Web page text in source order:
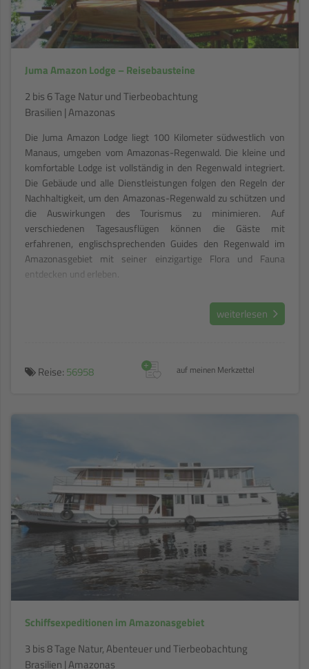
Juma Amazon Lodge – Reisebausteine
2 bis 6 Tage Natur und Tierbeobachtung
Brasilien | Amazonas
Die Juma Amazon Lodge liegt 100 Kilometer südwestlich von
Manaus, umgeben vom Amazonas-Regenwald. Die kleine und
komfortable Lodge ist vollständig in den Regenwald integriert.
Die Gebäude und alle Dienstleistungen folgen den Regeln der
Nachhaltigkeit, um den Amazonas-Regenwald zu schützen und
die Auswirkungen des Tourismus zu minimieren. Auf
verschiedenen Tagesausflügen können die Gäste mit
erfahrenen, englischsprechenden Guides den Regenwald im
Amazonasgebiet mit seiner einzigartige Flora und Fauna
entdecken und erleben.
weiterlesen
Reise: 56958 auf meinen Merkzettel
+
Schiffsexpeditionen im Amazonasgebiet
3 bis 8 Tage Natur, Abenteuer und Tierbeobachtung
Brasilien | Amazonas